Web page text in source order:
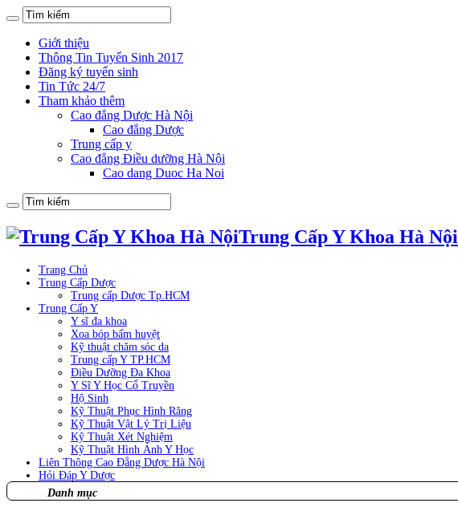
Giới thiệu
Thông Tin Tuyển Sinh 2017
Đăng ký tuyển sinh
Tin Tức 24/7
Tham khảo thêm
Cao đẳng Dược Hà Nội
Cao đẳng Dược
Trung cấp y
Cao đẳng Điều dưỡng Hà Nội
Cao dang Duoc Ha Noi
Trung Cấp Y Khoa Hà Nội
Trang Chủ
Trung Cấp Dược
Trung cấp Dược Tp.HCM
Trung Cấp Y
Y sĩ đa khoa
Xoa bóp bấm huyệt
Kỹ thuật chăm sóc da
Trung cấp Y TP.HCM
Điều Dưỡng Đa Khoa
Y Sĩ Y Học Cổ Truyền
Hộ Sinh
Kỹ Thuật Phục Hình Răng
Kỹ Thuật Vật Lý Trị Liệu
Kỹ Thuật Xét Nghiệm
Kỹ Thuật Hình Ảnh Y Học
Liên Thông Cao Đẳng Dược Hà Nội
Hỏi Đáp Y Dược
Danh mục